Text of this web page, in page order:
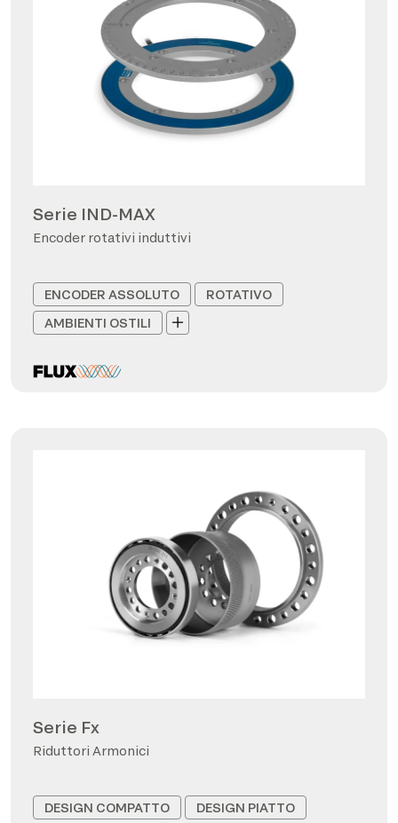
Serie IND-MAX
Encoder rotativi induttivi
ENCODER ASSOLUTO
ROTATIVO
AMBIENTI OSTILI
Serie Fx
Riduttori Armonici
DESIGN COMPATTO
DESIGN PIATTO